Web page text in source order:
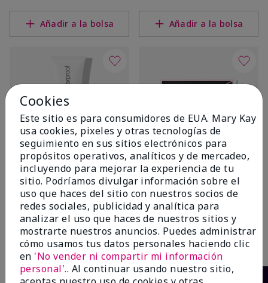
Añadir a la bolsa Añadir a la bolsa
Clear Proof® Acne
Treatment Gel*
$14.00
Añadir a la bolsa
Beauty Blotters® Oil-
Absorbing Tissues
$10.00
Añadir a la bolsa
Cookies
Este sitio es para consumidores de EUA. Mary Kay
usa cookies, pixeles y otras tecnologías de
seguimiento en sus sitios electrónicos para
propósitos operativos, analíticos y de mercadeo,
incluyendo para mejorar la experiencia de tu
sitio. Podríamos divulgar información sobre el
uso que haces del sitio con nuestros socios de
redes sociales, publicidad y analítica para
analizar el uso que haces de nuestros sitios y
mostrarte nuestros anuncios. Puedes administrar
cómo usamos tus datos personales haciendo clic
en 'No vender ni compartir mi información
personal'.. Al continuar usando nuestro sitio,